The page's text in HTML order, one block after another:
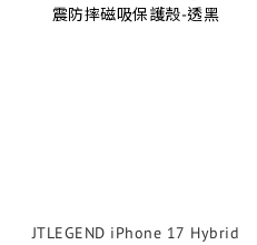
JTLEGEND iPhone 17 Hybrid